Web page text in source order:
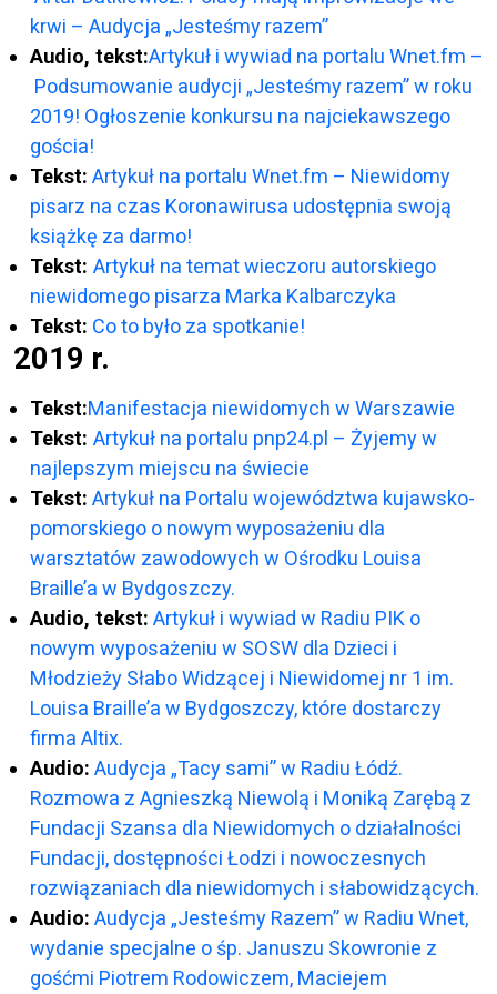
krwi – Audycja „Jesteśmy razem”
Audio, tekst:Artykuł i wywiad na portalu Wnet.fm –
Podsumowanie audycji „Jesteśmy razem” w roku
2019! Ogłoszenie konkursu na najciekawszego
gościa!
Tekst: Artykuł na portalu Wnet.fm – Niewidomy
pisarz na czas Koronawirusa udostępnia swoją
książkę za darmo!
Tekst: Artykuł na temat wieczoru autorskiego
niewidomego pisarza Marka Kalbarczyka
Tekst: Co to było za spotkanie!
2019 r.
Tekst:Manifestacja niewidomych w Warszawie
Tekst: Artykuł na portalu pnp24.pl – Żyjemy w
najlepszym miejscu na świecie
Tekst: Artykuł na Portalu województwa kujawsko-
pomorskiego o nowym wyposażeniu dla
warsztatów zawodowych w Ośrodku Louisa
Braille’a w Bydgoszczy.
Audio, tekst: Artykuł i wywiad w Radiu PIK o
nowym wyposażeniu w SOSW dla Dzieci i
Młodzieży Słabo Widzącej i Niewidomej nr 1 im.
Louisa Braille’a w Bydgoszczy, które dostarczy
firma Altix.
Audio: Audycja „Tacy sami” w Radiu Łódź.
Rozmowa z Agnieszką Niewolą i Moniką Zarębą z
Fundacji Szansa dla Niewidomych o działalności
Fundacji, dostępności Łodzi i nowoczesnych
rozwiązaniach dla niewidomych i słabowidzących.
Audio: Audycja „Jesteśmy Razem” w Radiu Wnet,
wydanie specjalne o śp. Januszu Skowronie z
gośćmi Piotrem Rodowiczem, Maciejem